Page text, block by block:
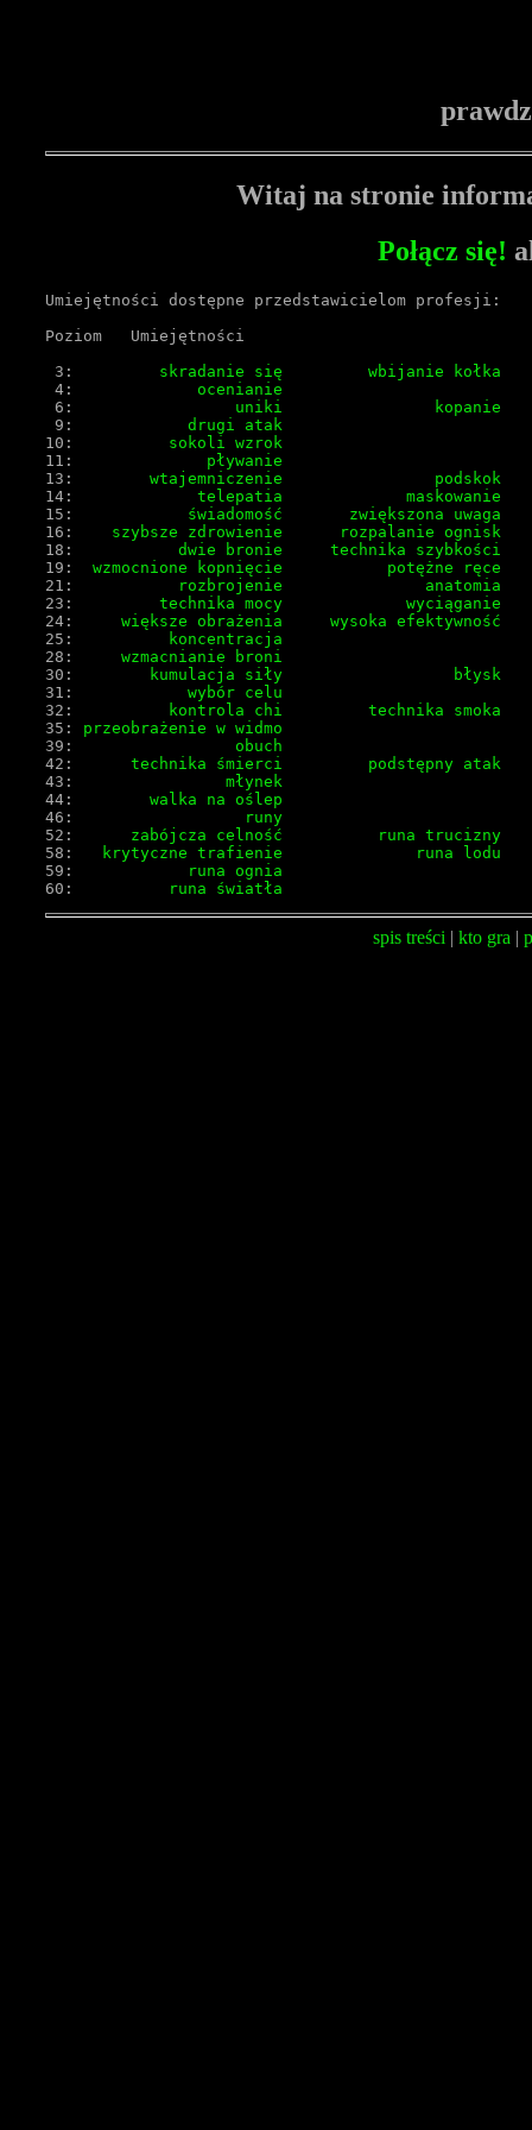
Witaj na stronie
Połącz się!
Umiejętności dostępne przedstawicielom profesji:
Poziom   Umiejętności
3:
         skradanie się
        wbijanie kołka
4:
             ocenianie
6:
                 uniki
               kopanie
9:
            drugi atak
10:
          sokoli wzrok
11:
              pływanie
13:
        wtajemniczenie
               podskok
14:
             telepatia
            maskowanie
15:
            świadomość
      zwiększona uwaga
16:
    szybsze zdrowienie
     rozpalanie ognisk
18:
           dwie bronie
    technika szybkości
19:
  wzmocnione kopnięcie
          potężne ręce
21:
           rozbrojenie
              anatomia
23:
         technika mocy
            wyciąganie
24:
     większe obrażenia
    wysoka efektywność
25:
          koncentracja
28:
     wzmacnianie broni
30:
        kumulacja siły
                 błysk
31:
            wybór celu
32:
          kontrola chi
        technika smoka
35:
przeobrażenie w widmo
39:
                 obuch
42:
      technika śmierci
        podstępny atak
43:
                młynek
44:
        walka na oślep
46:
                  runy
52:
      zabójcza celność
         runa trucizny
58:
   krytyczne trafienie
             runa lodu
59:
            runa ognia
60:
          runa światła
spis treści | kto gra |